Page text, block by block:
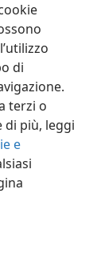
di
terzi o
di più, leggi
e
Pennsylvania